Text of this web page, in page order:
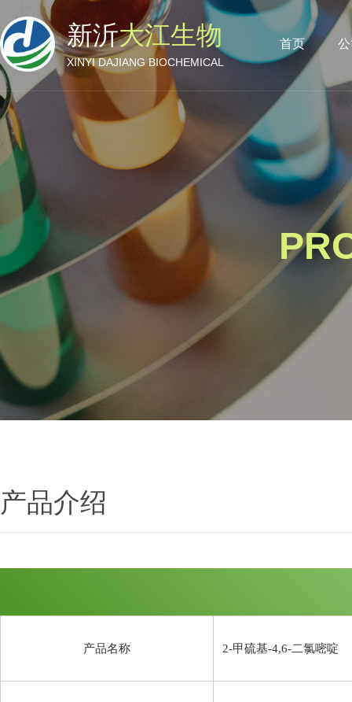
新沂大江生物
XINYI DAJIANG BIOCHEMICAL
首页
产品介绍
产品名称 2-甲硫基-4,6-二氯嘧啶